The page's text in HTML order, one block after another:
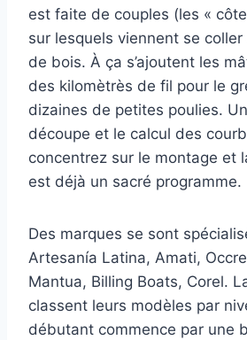
est faite de couples (les «
sur lesquels viennent se
de bois. À ça s’ajoutent les
des kilomètrès de fil pour le
dizaines de petites poulies.
découpe et le calcul des
concentrez sur le montage et
est déjà un sacré programme.
Des marques se sont
Artesanía Latina, Amati,
Mantua, Billing Boats, Corel.
classent leurs modèles par
débutant commence par une